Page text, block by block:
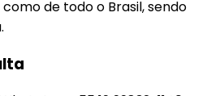
de todo o Brasil, sendo